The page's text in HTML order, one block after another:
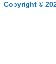
Copyright ©